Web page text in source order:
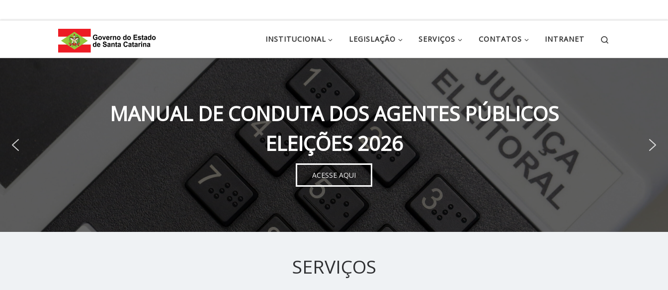
INSTITUCIONAL LEGISLAÇÃO SERVIÇOS CONTATOS INTRANET
MANUAL DE CONDUTA DOS AGENTES PÚBLICOS
ELEIÇÕES 2026
ACESSE AQUI
SERVIÇOS